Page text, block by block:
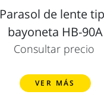
Parasol de lente
bayoneta HB-90A
Consultar precio
VER MÁS